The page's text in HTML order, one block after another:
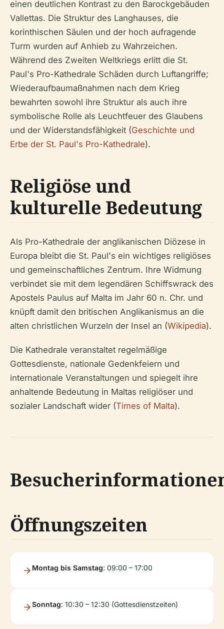
einen deutlichen Kontrast zu den Barockgebäuden
Vallettas. Die Struktur des Langhauses, die
korinthischen Säulen und der hoch aufragende
Turm wurden auf Anhieb zu Wahrzeichen.
Während des Zweiten Weltkriegs erlitt die St.
Paul's Pro-Kathedrale Schäden durch Luftangriffe;
Wiederaufbaumaßnahmen nach dem Krieg
bewahrten sowohl ihre Struktur als auch ihre
symbolische Rolle als Leuchtfeuer des Glaubens
und der Widerstandsfähigkeit (Geschichte und
Erbe der St. Paul's Pro-Kathedrale).
Religiöse und
kulturelle Bedeutung
Als Pro-Kathedrale der anglikanischen Diözese in
Europa bleibt die St. Paul's ein wichtiges religiöses
und gemeinschaftliches Zentrum. Ihre Widmung
verbindet sie mit dem legendären Schiffswrack des
Apostels Paulus auf Malta im Jahr 60 n. Chr. und
knüpft damit den britischen Anglikanismus an die
alten christlichen Wurzeln der Insel an (Wikipedia).
Die Kathedrale veranstaltet regelmäßige
Gottesdienste, nationale Gedenkfeiern und
internationale Veranstaltungen und spiegelt ihre
anhaltende Bedeutung in Maltas religiöser und
sozialer Landschaft wider (Times of Malta).
Öffnungszeiten
Montag bis Samstag: 09:00 – 17:00
Sonntag: 10:30 – 12:30 (Gottesdienstzeiten)